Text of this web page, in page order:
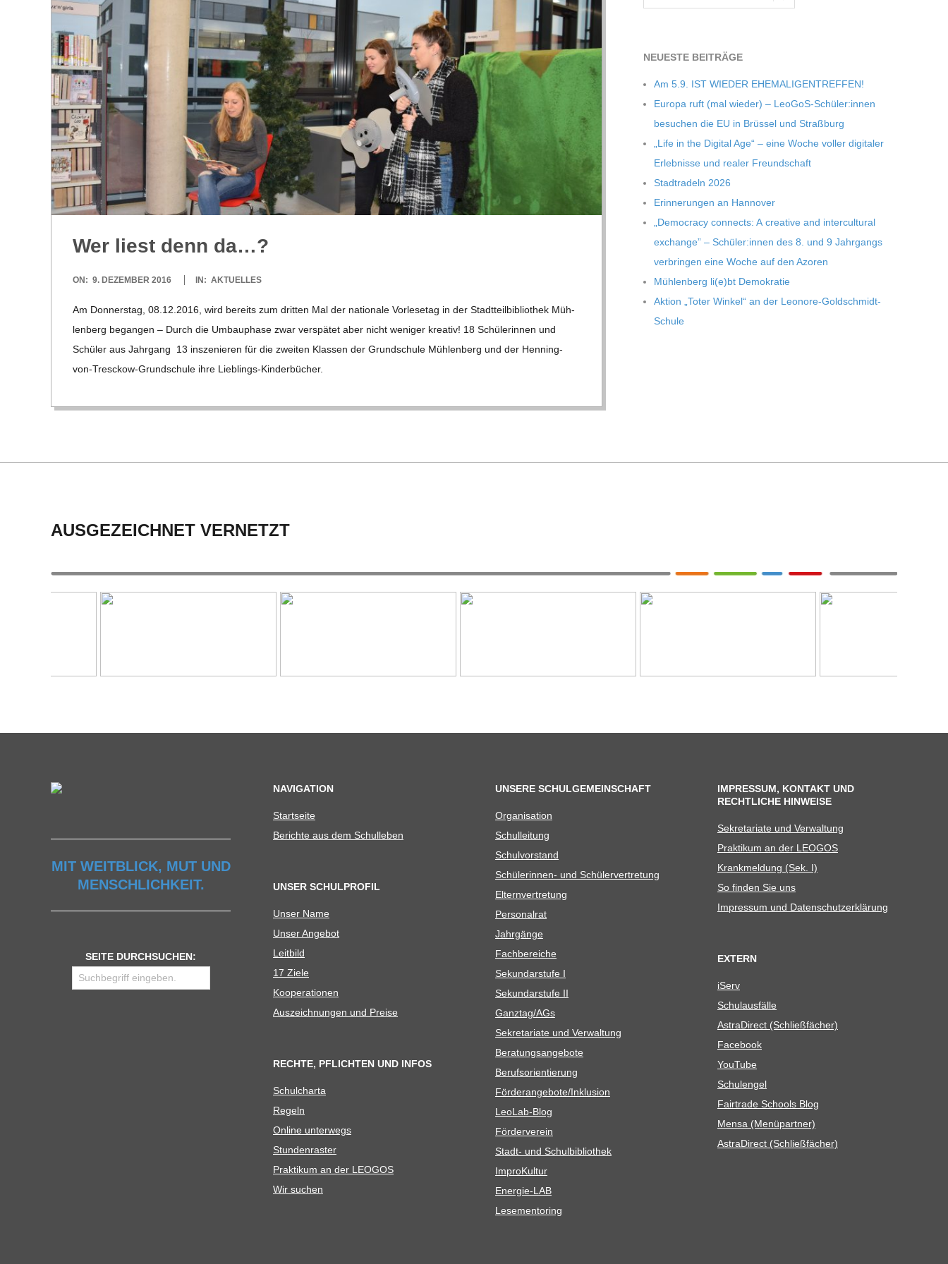
R
E
-
G
O
L
D
S
C
H
M
I
T
-
S
H
U
E
Wer liest denn da…?
2016-
ON: 9. DEZEMBER 2016 IN: AKTUELLES
Am Don­ners­tag, 08.12.2016, wird bereits zum drit­ten Mal der natio­nale Vor­le­se­tag in der Stadt­teil­bi­blio­thek Müh­
len­berg began­gen – Durch die Umbau­phase zwar ver­spä­tet aber nicht weni­ger krea­tiv! 18 Schü­le­rin­nen und
Schü­ler aus Jahr­gang 13 insze­nie­ren für die zwei­ten Klas­sen der Grund­schule Müh­len­berg und der Hen­­ning-
von-Tre­­sc­­kow-Grun­d­­schule ihre Lieb­lings-Kin­der­bü­cher.
NEU­ESTE BEITRÄGE
Am 5.9. IST WIEDER EHEMALIGENTREFFEN!
Europa ruft (mal wie­der) – LeoGoS-Schüler:innen
besu­chen die EU in Brüs­sel und Straßburg
„Life in the Digi­tal Age“ – eine Woche vol­ler digi­ta­ler
Erleb­nisse und rea­ler Freundschaft
Stadt­ra­deln 2026
Erin­ne­run­gen an Hannover
„Demo­cracy con­nects: A crea­tive and inter­cul­tu­ral
exch­ange” – Schüler:innen des 8. und 9 Jahr­gangs
ver­brin­gen eine Woche auf den Azoren
Müh­len­berg li(e)bt Demokratie
Aktion „Toter Win­kel“ an der Leonore-Goldschmidt-
Schule
AUSGEZEICHNET VERNETZT
MIT WEITBLICK, MUT UND
MENSCHLICHKEIT.
SEITE DURCHSUCHEN:
NAVIGATION
Start­seite
Berichte aus dem Schulleben
UNSER SCHULPROFIL
Unser Name
Unser Ange­bot
Leit­bild
17 Ziele
Koope­ra­tio­nen
Aus­zeich­nun­gen und Preise
RECHTE, PFLICHTEN UND INFOS
Schul­charta
Regeln
Online unter­wegs
Stun­den­ras­ter
Prak­ti­kum an der LEOGOS
Wir suchen
UNSERE SCHULGEMEINSCHAFT
Orga­ni­sa­tion
Schul­lei­tung
Schul­vor­stand
Schü­le­rin­nen- und Schülervertretung
Eltern­ver­tre­tung
Per­so­nal­rat
Jahr­gänge
Fach­be­rei­che
Sekun­dar­stufe I
Sekun­dar­stufe II
Ganztag/​​AGs
Sekre­ta­riate und Verwaltung
Bera­tungs­an­ge­bote
Berufs­ori­en­tie­rung
Förderangebote/​​Inklusion
Leo­Lab-Blog
För­der­ver­ein
Stadt- und Schulbibliothek
Impro­Kul­tur
Ener­­gie-LAB
Lese­men­to­ring
IMPRESSUM, KONTAKT UND
RECHTLICHE HINWEISE
Sekre­ta­riate und Verwaltung
Prak­ti­kum an der LEOGOS
Krank­mel­dung (Sek. I)
So fin­den Sie uns
Impres­sum und Datenschutzerklärung
EXTERN
iServ
Schul­aus­fälle
Astra­Di­rect (Schließ­fä­cher)
Face­book
You­Tube
Schul­en­gel
Fair­trade Schools Blog
Mensa (Menü­part­ner)
Astra­Di­rect (Schließ­fä­cher)